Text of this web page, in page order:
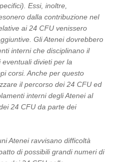
Essi, inoltre,
dalla contribuzione nel
ai 24 CFU venissero
Gli Atenei dovrebbero
interni che disciplinano il
divieti per la
corsi. Anche per questo
il percorso dei 24 CFU ed
interni degli Atenei al
24 CFU da parte dei
Atenei ravvisano difficoltà
di possibili grandi numeri di